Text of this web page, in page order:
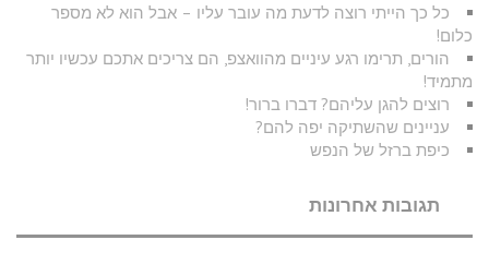
כל כך הייתי רוצה לדעת מה עובר עליו – אבל הוא לא מספר
כלום!
הורים, תרימו רגע עיניים מהוואצפ, הם צריכים אתכם עכשיו יותר
מתמיד!
רוצים להגן עליהם? דברו ברור!
עניינים שהשתיקה יפה להם?
כיפת ברזל של הנפש
תגובות אחרונות